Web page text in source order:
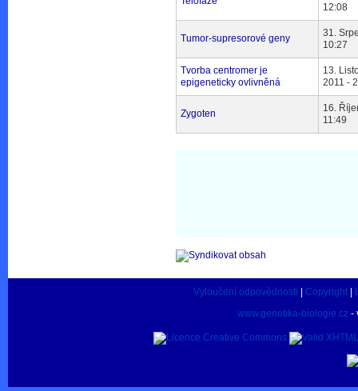
12:08
Tumor-supresorové geny
31.
10:27
Tvorba centromer je
epigeneticky ovlivněná
13.
2011 -
Zygoten
16.
11:49
Vyloučení odpovědnosti Copyright
www.genetika-biologie.cz -